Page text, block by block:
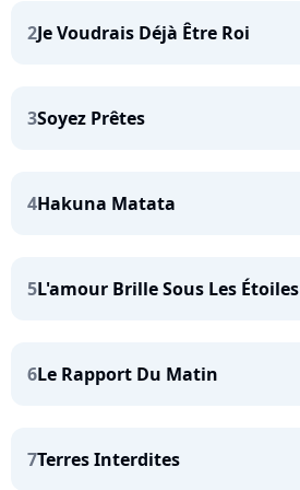
2Je Voudrais Déjà Être Roi
3Soyez Prêtes
4Hakuna Matata
5L'amour Brille Sous Les Étoiles
6Le Rapport Du Matin
7Terres Interdites